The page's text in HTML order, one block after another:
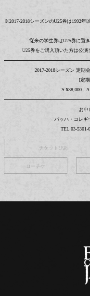
※2017-2018シーズンのU25券は1992
従来の学生券はU25券に置
U25券をご購入頂いた方は公演
2017-2018シーズン 定期
[定
S ¥38,000
お申
バッハ・コレギ
TEL 03-5301-
チケットぴあ
ローチケ